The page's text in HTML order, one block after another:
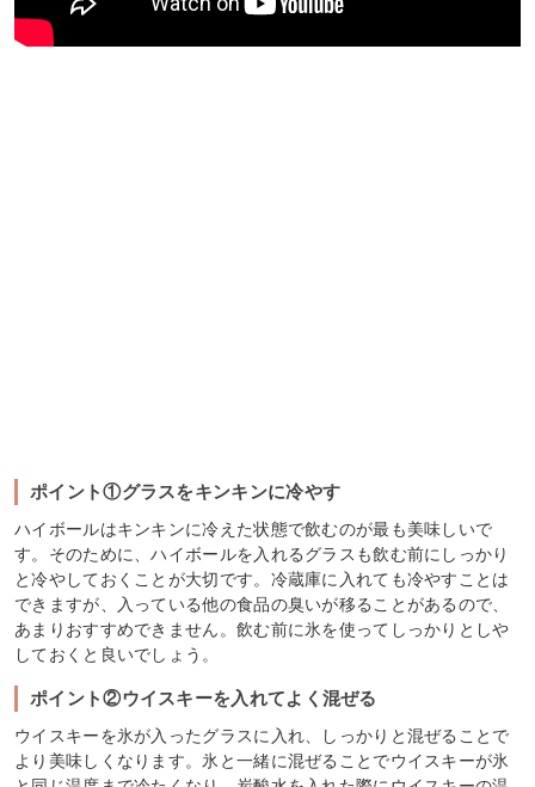
ポイント①グラスをキンキンに冷やす
ハイボールはキンキンに冷えた状態で飲むのが最も美味しいで
す。そのために、ハイボールを入れるグラスも飲む前にしっかり
と冷やしておくことが大切です。冷蔵庫に入れても冷やすことは
できますが、入っている他の食品の臭いが移ることがあるので、
あまりおすすめできません。飲む前に氷を使ってしっかりとしや
しておくと良いでしょう。
ポイント②ウイスキーを入れてよく混ぜる
ウイスキーを氷が入ったグラスに入れ、しっかりと混ぜることで
より美味しくなります。氷と一緒に混ぜることでウイスキーが氷